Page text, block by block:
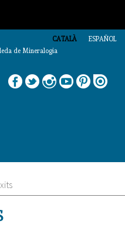
ESPAÑOL
CATALÀ
de Mineralogia